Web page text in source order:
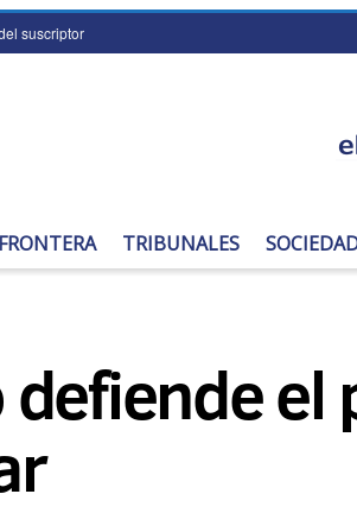
suscriptor
FRONTERA TRIBUNALES
el